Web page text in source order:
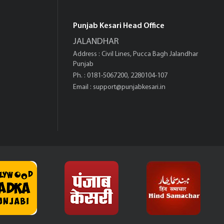
Punjab Kesari Head Office
JALANDHAR
Address : Civil Lines, Pucca Bagh Jalandhar
Punjab
Ph. : 0181-5067200, 2280104-107
Email : support@punjabkesari.in